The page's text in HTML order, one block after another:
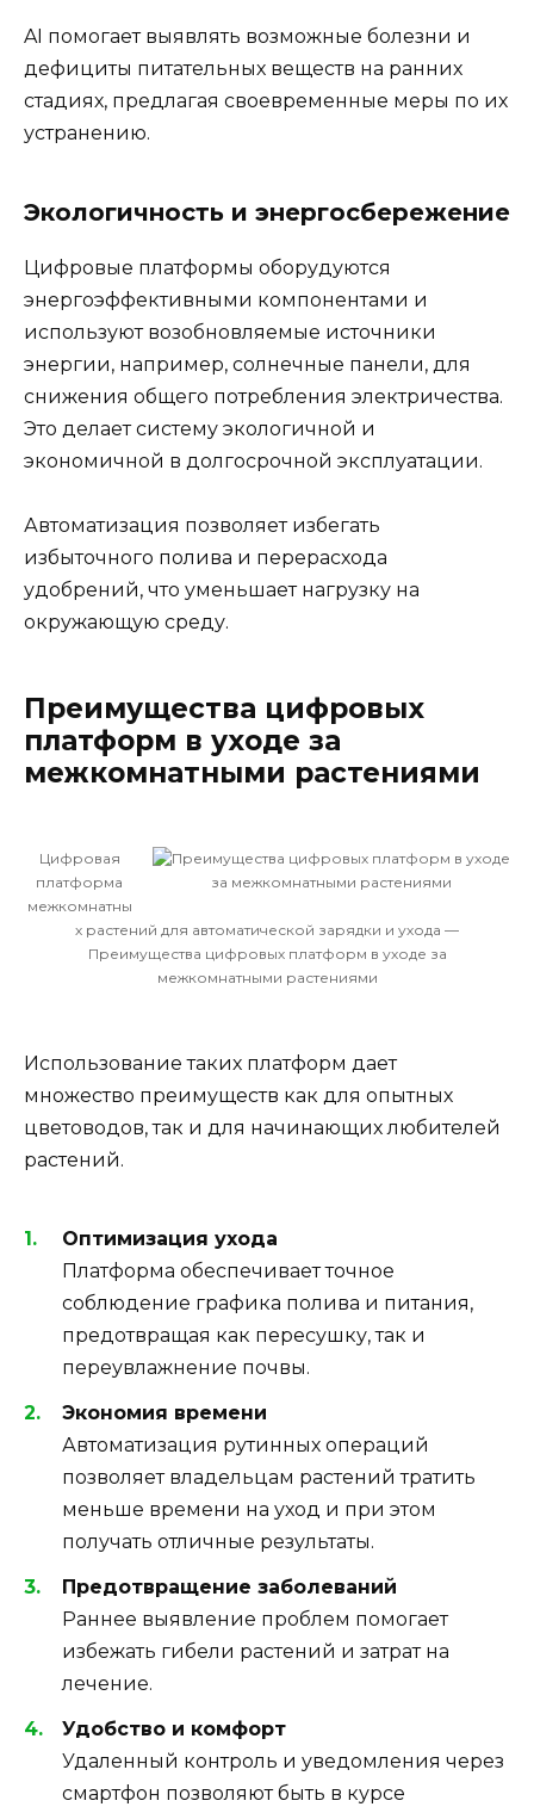
AI помогает выявлять возможные болезни и
дефициты питательных веществ на ранних
стадиях, предлагая своевременные меры по их
устранению.
Экологичность и энергосбережение
Цифровые платформы оборудуются
энергоэффективными компонентами и
используют возобновляемые источники
энергии, например, солнечные панели, для
снижения общего потребления электричества.
Это делает систему экологичной и
экономичной в долгосрочной эксплуатации.
Автоматизация позволяет избегать
избыточного полива и перерасхода
удобрений, что уменьшает нагрузку на
окружающую среду.
Преимущества цифровых
платформ в уходе за
межкомнатными растениями
Цифровая
платформа
межкомнатны
х растений для автоматической зарядки и ухода —
Преимущества цифровых платформ в уходе за
межкомнатными растениями
Использование таких платформ дает
множество преимуществ как для опытных
цветоводов, так и для начинающих любителей
растений.
Оптимизация ухода
Платформа обеспечивает точное
соблюдение графика полива и питания,
предотвращая как пересушку, так и
переувлажнение почвы.
Экономия времени
Автоматизация рутинных операций
позволяет владельцам растений тратить
меньше времени на уход и при этом
получать отличные результаты.
Предотвращение заболеваний
Раннее выявление проблем помогает
избежать гибели растений и затрат на
лечение.
Удобство и комфорт
Удаленный контроль и уведомления через
смартфон позволяют быть в курсе